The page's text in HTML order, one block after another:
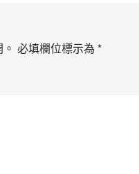
必填欄位標示為 *